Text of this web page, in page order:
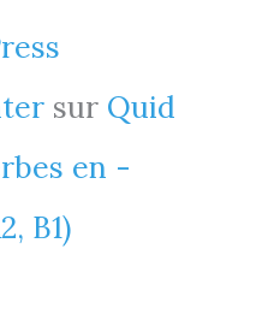
sur Quid
en -
B1)